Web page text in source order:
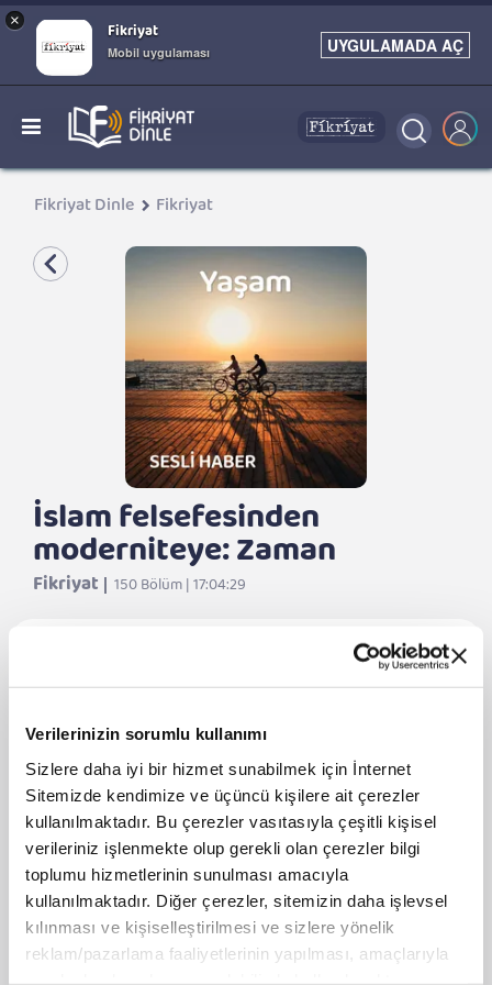
Verilerinizin sorumlu kullanımı
Sizlere daha iyi bir hizmet sunabilmek için İnternet
Sitemizde kendimize ve üçüncü kişilere ait çerezler
kullanılmaktadır. Bu çerezler vasıtasıyla çeşitli kişisel
verileriniz işlenmekte olup gerekli olan çerezler bilgi
toplumu hizmetlerinin sunulması amacıyla
kullanılmaktadır. Diğer çerezler, sitemizin daha işlevsel
kılınması ve kişiselleştirilmesi ve sizlere yönelik
reklam/pazarlama faaliyetlerinin yapılması, amaçlarıyla
× Fikriyat
Mobil uygulaması UYGULAMADA AÇ
Fikriyat Dinle Fikriyat
İslam felsefesinden
moderniteye: Zaman
Fikriyat 150 Bölüm | 17:04:29
İslam felsefesinden moderniteye: Zaman
II. Abdülhamid'in Cuma Selamlığı
Şanlı bir direniş: Plevne
Yunanistan’a damga vuran Türk: Sadık
Ahmet